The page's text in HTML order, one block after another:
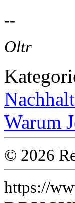
--
Oltr
Warum
© 2026
https://